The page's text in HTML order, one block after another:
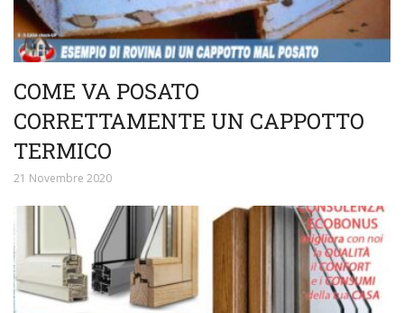
COME VA POSATO
CORRETTAMENTE UN CAPPOTTO
TERMICO
21 Novembre 2020